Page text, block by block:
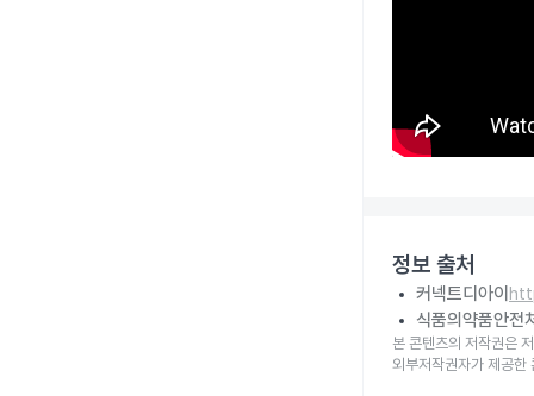
정보 출처
커넥트디아이
식품의약품안전
본 콘텐츠의 저작권은
외부저작권자가 제공한